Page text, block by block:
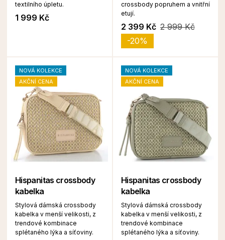
textilního úpletu.
1 999 Kč
crossbody popruhem a vnitřní
etují.
2 399 Kč 2 999 Kč
-20%
NOVÁ KOLEKCE
AKČNÍ CENA
Hispanitas crossbody
kabelka
Stylová dámská crossbody
kabelka v menší velikosti, z
trendové kombinace
splétaného lýka a síťoviny.
NOVÁ KOLEKCE
AKČNÍ CENA
Hispanitas crossbody
kabelka
Stylová dámská crossbody
kabelka v menší velikosti, z
trendové kombinace
splétaného lýka a síťoviny.